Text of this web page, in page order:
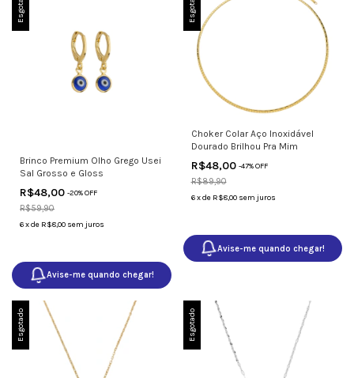
Brinco Premium Olho Grego Usei
Sal Grosso e Gloss
R$48,00 -20% OFF
R$59,90
6xde R$8,00 sem juros
Avise-me quando chegar!
Choker Colar Aço Inoxidável
Dourado Brilhou Pra Mim
R$48,00 -47% OFF
R$89,90
6 xde R$8,00 sem juros
Avise-me quando chegar!
Esgotado Esgotado